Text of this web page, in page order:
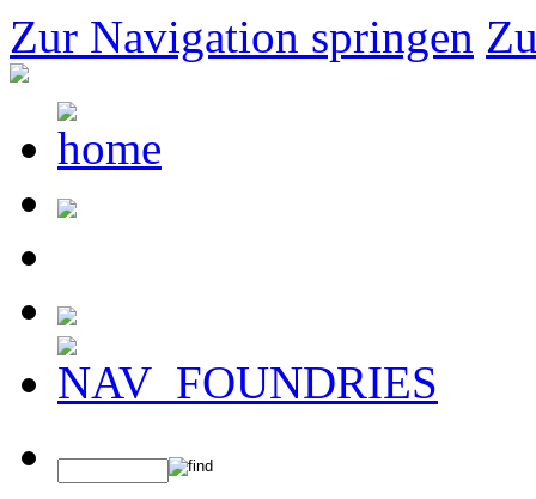
Zur Navigation springen